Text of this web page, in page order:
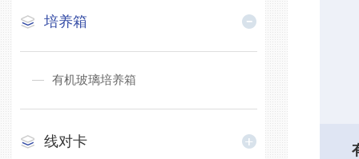
培养箱
有机玻璃培养箱
线对卡